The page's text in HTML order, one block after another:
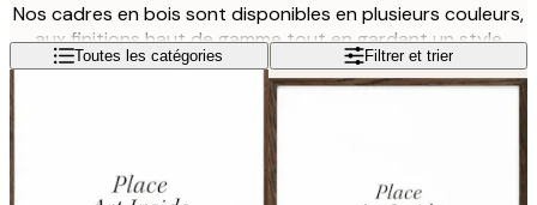
Nos cadres en bois sont disponibles en plusieurs couleurs,
aux finitions haut de gamme tout en gardant un style
naturel. Choisissez parmi les cadres couleur bois, du clair
au foncé, noirs en bois, blancs, sachant que tous donnent
un rendu soigné et fin. Nos cadres en bois sont munis d'un
verre acrylique, un matériau léger et durable. Ils s'ouvrent
par l'arrière et peuvent être accrochés en portrait ou en
paysage.
Lire la suite
Toutes les catégories Filtrer et trier